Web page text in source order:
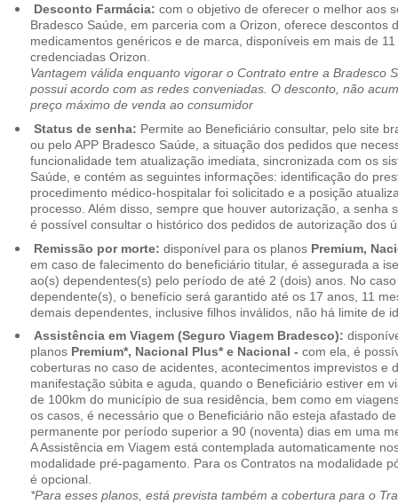
Desconto Farmácia: com o objetivo de oferecer o melhor aos
Bradesco Saúde, em parceria com a Orizon, oferece descontos
medicamentos genéricos e de marca, disponíveis em mais de
credenciadas Orizon.
Vantagem válida enquanto vigorar o Contrato entre a Bradesco
possui acordo com as redes conveniadas. O desconto, não
preço máximo de venda ao consumidor
Status de senha: Permite ao Beneficiário consultar, pelo site
ou pelo APP Bradesco Saúde, a situação dos pedidos que
funcionalidade tem atualização imediata, sincronizada com os
Saúde, e contém as seguintes informações: identificação do
procedimento médico-hospitalar foi solicitado e a posição
processo. Além disso, sempre que houver autorização, a senha
é possível consultar o histórico dos pedidos de autorização dos
Remissão por morte: disponível para os planos Premium,
em caso de falecimento do beneficiário titular, é assegurada a
ao(s) dependentes(s) pelo período de até 2 (dois) anos. No
dependente(s), o benefício será garantido até os 17 anos, 11
demais dependentes, inclusive filhos inválidos, não há limite de
Assistência em Viagem (Seguro Viagem Bradesco):
planos Premium*, Nacional Plus* e Nacional - com ela, é
coberturas no caso de acidentes, acontecimentos imprevistos e
manifestação súbita e aguda, quando o Beneficiário estiver em
de 100km do município de sua residência, bem como em
os casos, é necessário que o Beneficiário não esteja afastado
permanente por período superior a 90 (noventa) dias em uma
A Assistência em Viagem está contemplada automaticamente
modalidade pré-pagamento. Para os Contratos na modalidade
é opcional.
*Para esses planos, está prevista também a cobertura para o